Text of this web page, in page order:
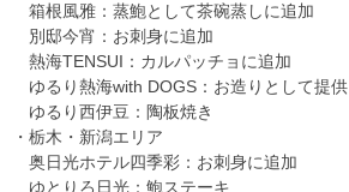
箱根風雅：蒸鮑として茶碗蒸しに追加
別邸今宵：お刺身に追加
熱海TENSUI：カルパッチョに追加
ゆるり熱海with DOGS：お造りとして提供
ゆるり西伊豆：陶板焼き
・栃木・新潟エリア
奥日光ホテル四季彩：お刺身に追加
ゆとりろ日光：鮑ステーキ